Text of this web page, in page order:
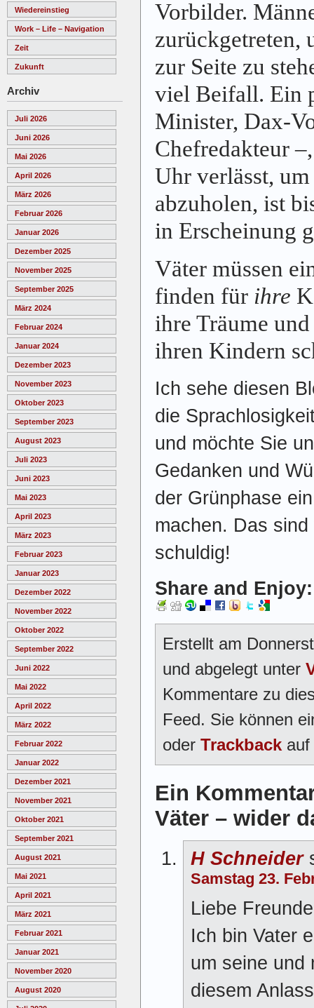
Wiedereinstieg
Work – Life – Navigation
Zeit
Zukunft
Archiv
Juli 2026
Juni 2026
Mai 2026
April 2026
März 2026
Februar 2026
Januar 2026
Dezember 2025
November 2025
September 2025
März 2024
Februar 2024
Januar 2024
Dezember 2023
November 2023
Oktober 2023
September 2023
August 2023
Juli 2023
Juni 2023
Mai 2023
April 2023
März 2023
Februar 2023
Januar 2023
Dezember 2022
November 2022
Oktober 2022
September 2022
Juni 2022
Mai 2022
April 2022
März 2022
Februar 2022
Januar 2022
Dezember 2021
November 2021
Oktober 2021
September 2021
August 2021
Mai 2021
April 2021
März 2021
Februar 2021
Januar 2021
November 2020
August 2020
Vorbilder.
zurückgetreten,
zur Seite zu
viel Beifall. Ein
Minister, Dax-
Chefredakteur
Uhr verlässt,
abzuholen, ist
in Erscheinung
Väter müssen
finden für ihre
ihre Träume
ihren Kindern
Ich sehe diesen
die
und möchte Sie
Gedanken und
der Grünphase
machen. Das
schuldig!
Share and Enjoy:
Erstellt am
und abgelegt unter
Kommentare zu
Feed. Sie können
oder Trackback
Ein
Väter – wider
H Schneider
Samstag 23.
Liebe
Ich bin Vater
um seine und
diesem